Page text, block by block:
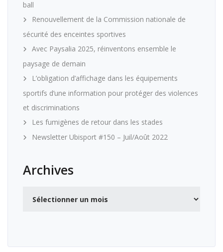
ball
Renouvellement de la Commission nationale de
sécurité des enceintes sportives
Avec Paysalia 2025, réinventons ensemble le
paysage de demain
L’obligation d’affichage dans les équipements
sportifs d’une information pour protéger des violences
et discriminations
Les fumigènes de retour dans les stades
Newsletter Ubisport #150 – Juil/Août 2022
Archives